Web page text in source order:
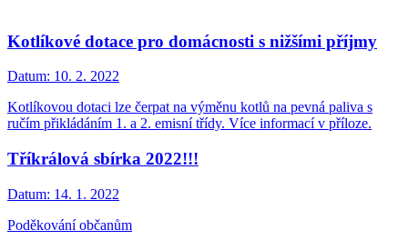
Kotlíkové dotace pro domácnosti s nižšími příjmy
Datum: 10. 2. 2022
Kotlíkovou dotaci lze čerpat na výměnu kotlů na pevná paliva s
ručím přikládáním 1. a 2. emisní třídy. Více informací v příloze.
Tříkrálová sbírka 2022!!!
Datum: 14. 1. 2022
Poděkování občanům